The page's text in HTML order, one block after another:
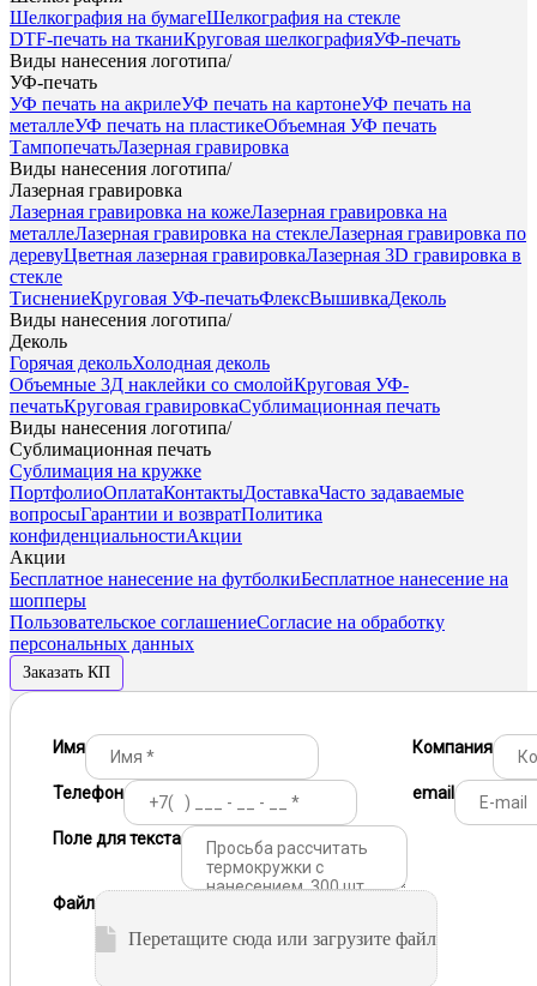
Шелкография на бумагеШелкография на стекле
DTF-печать на тканиКруговая шелкографияУФ-печать
Виды нанесения логотипа/
УФ-печать
УФ печать на акрилеУФ печать на картонеУФ печать на
металлеУФ печать на пластикеОбъемная УФ печать
ТампопечатьЛазерная гравировка
Виды нанесения логотипа/
Лазерная гравировка
Лазерная гравировка на кожеЛазерная гравировка на
металлеЛазерная гравировка на стеклеЛазерная гравировка по
деревуЦветная лазерная гравировкаЛазерная 3D гравировка в
стекле
ТиснениеКруговая УФ-печатьФлексВышивкаДеколь
Виды нанесения логотипа/
Деколь
Горячая декольХолодная деколь
Объемные 3Д наклейки со смолойКруговая УФ-
печатьКруговая гравировкаСублимационная печать
Виды нанесения логотипа/
Сублимационная печать
Сублимация на кружке
ПортфолиоОплатаКонтактыДоставкаЧасто задаваемые
вопросыГарантии и возвратПолитика
конфиденциальностиАкции
Акции
Бесплатное нанесение на футболкиБесплатное нанесение на
шопперы
Пользовательское соглашениеСогласие на обработку
персональных данных
Заказать КП
Имя Компания
Телефон email
Поле для текста
Файл
Перетащите сюда или загрузите файл